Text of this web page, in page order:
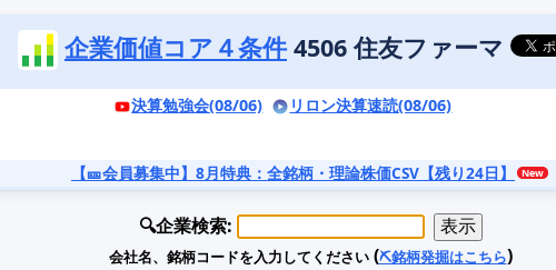
企業価値コア４条件 4506 住友ファーマ
決算勉強会(08/06) リロン決算速読(08/06)
【🎫会員募集中】8月特典 ：全銘柄・理論株価CSV【残り24日】
🔍企業検索:
会社名、銘柄コードを入力してください(⛏️銘柄発掘はこちら)